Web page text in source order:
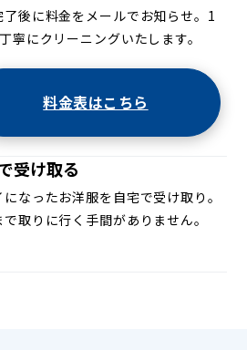
了後に料金をメールでお知らせ。1
寧にクリーニングいたします。
料金表はこちら
受け取る
になったお洋服を自宅で受け取り。
で取りに行く手間がありません。